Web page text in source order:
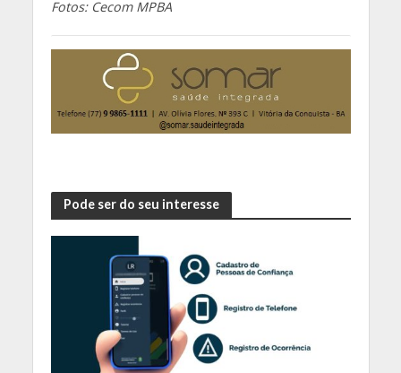
Fotos: Cecom MPBA
Pode ser do seu interesse